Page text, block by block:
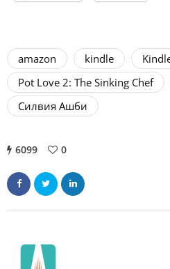
amazon kindle
Pot Love 2: The Sinking Chef
Силвия Ашби
6099 0